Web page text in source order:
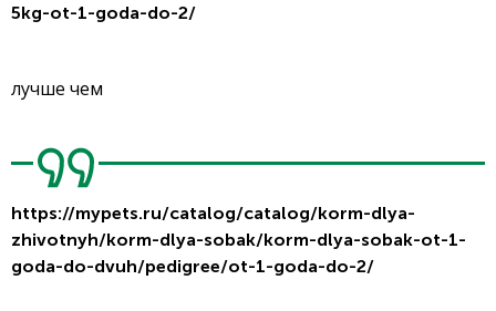
5kg-ot-1-goda-do-2/
лучше чем
https://mypets.ru/catalog/catalog/korm-dlya-
zhivotnyh/korm-dlya-sobak/korm-dlya-sobak-ot-1-
goda-do-dvuh/pedigree/ot-1-goda-do-2/